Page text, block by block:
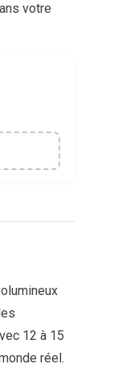
votre
12 à 15
réel.